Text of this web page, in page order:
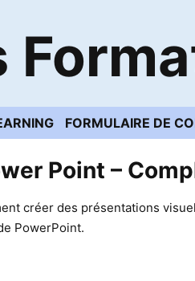
FORMULAIRE DE
Point –
créer des présentations
PowerPoint.